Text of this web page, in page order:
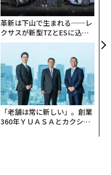
革新は下山で生まれる──レ
クサスが新型TZとESに込め
た「DISCOVER」の哲学
「老舗は常に新しい」。創業
360年ＹＵＡＳＡとカクシン